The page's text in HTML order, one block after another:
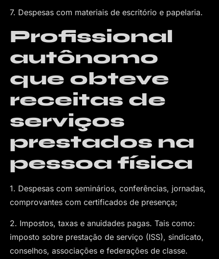
7. Despesas com materiais de escritório e papelaria.
Profissional
autônomo
que obteve
receitas de
serviços
prestados na
pessoa física
1. Despesas com seminários, conferências, jornadas,
comprovantes com certificados de presença;
2. Impostos, taxas e anuidades pagas. Tais como:
imposto sobre prestação de serviço (ISS), sindicato,
conselhos, associações e federações de classe.